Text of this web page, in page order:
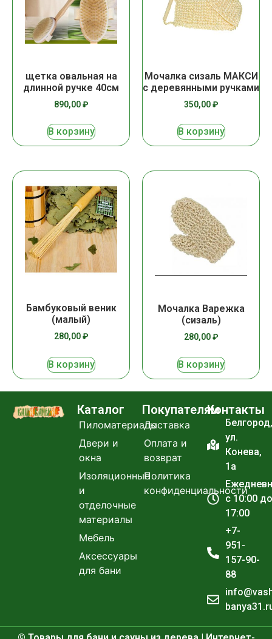
щетка овальная на
длинной ручке 40см
890,00₽
В корзину
Мочалка сизаль МАКСИ
с деревянными ручками
350,00₽
В корзину
Бамбуковый веник
(малый)
280,00₽
В корзину
Мочалка Варежка
(сизаль)
280,00₽
В корзину
Каталог
Пиломатериалы
Двери и
окна
Изоляционные
и
отделочные
материалы
Мебель
Аксессуары
для бани
Покупателям
Доставка
Оплата и
возврат
Политика
конфиденциальности
Контакты
Белгород,
ул.
Конева,
1а
с 10:00 до
17:00
+7-
951-
157-90-
88